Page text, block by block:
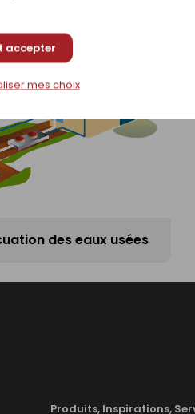
accepter
mes choix
des eaux usées
Produits, Inspirations,